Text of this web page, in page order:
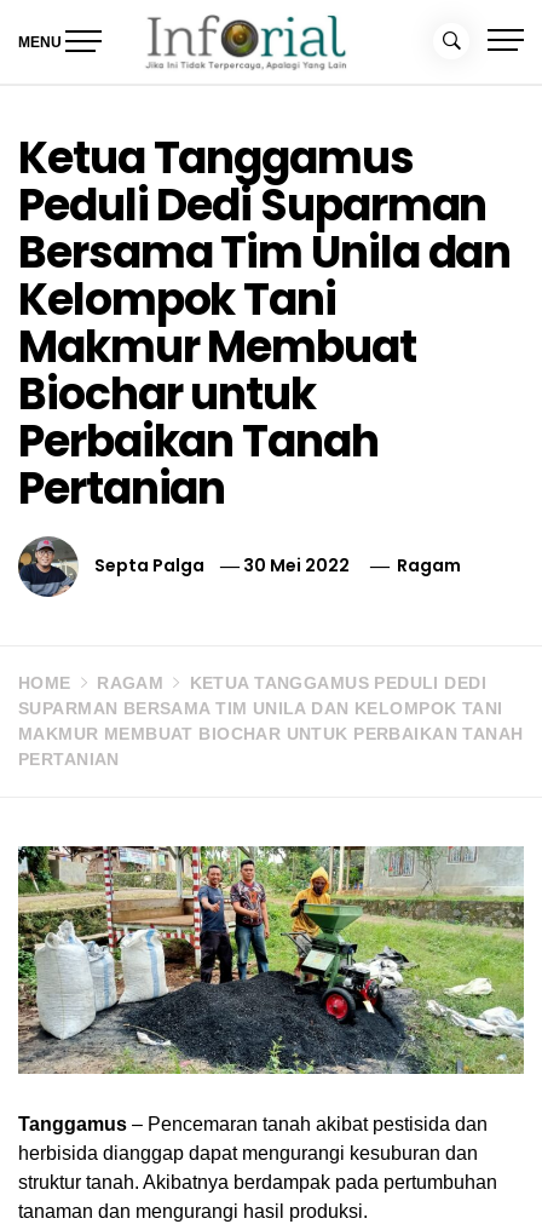
MENU
Ketua Tanggamus
Peduli Dedi Suparman
Bersama Tim Unila dan
Kelompok Tani
Makmur Membuat
Biochar untuk
Perbaikan Tanah
Pertanian
Septa Palga 30 Mei 2022 Ragam
HOME RAGAM
KETUA TANGGAMUS PEDULI DEDI
SUPARMAN BERSAMA TIM UNILA DAN KELOMPOK TANI
MAKMUR MEMBUAT BIOCHAR UNTUK PERBAIKAN TANAH
PERTANIAN
Tanggamus – Pencemaran tanah akibat pestisida dan
herbisida dianggap dapat mengurangi kesuburan dan
struktur tanah. Akibatnya berdampak pada pertumbuhan
tanaman dan mengurangi hasil produksi.